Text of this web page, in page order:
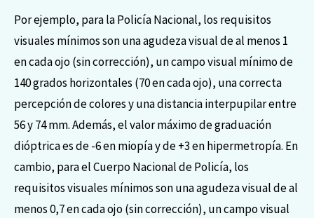
Por ejemplo, para la Policía Nacional, los requisitos
visuales mínimos son una agudeza visual de al menos 1
en cada ojo (sin corrección), un campo visual mínimo de
140 grados horizontales (70 en cada ojo), una correcta
percepción de colores y una distancia interpupilar entre
56 y 74 mm. Además, el valor máximo de graduación
dióptrica es de -6 en miopía y de +3 en hipermetropía. En
cambio, para el Cuerpo Nacional de Policía, los
requisitos visuales mínimos son una agudeza visual de al
menos 0,7 en cada ojo (sin corrección), un campo visual